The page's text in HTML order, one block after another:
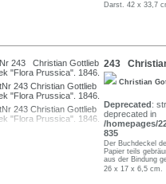
Darst. 42 x 33,7
243
Christian
Deprecated:
deprecated in
/homepages/
835
Der Buchdeckel
Papier teils
aus der Bindung
26 x 17 x 6,5 cm.